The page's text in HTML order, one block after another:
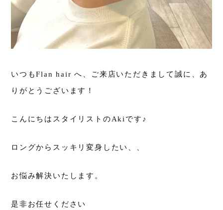
いつもFlan hair へ、ご来店いただきまして誠に、あ
りがとうございます！
こんにちはスタイリストのAkiです♪
ロングからスッキリ変身したい、、
お悩み解決いたします。
是非お任せください